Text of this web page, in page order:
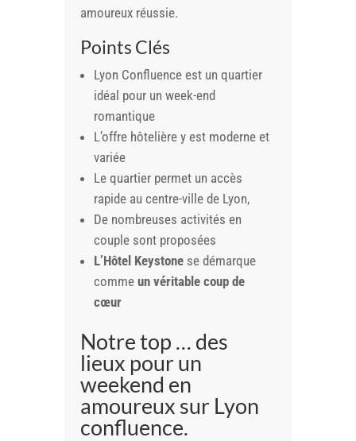
amoureux réussie.
Points Clés
Lyon Confluence est un quartier
idéal pour un week-end
romantique
L’offre hôtelière y est moderne et
variée
Le quartier permet un accès
rapide au centre-ville de Lyon,
De nombreuses activités en
couple sont proposées
L’Hôtel Keystone se démarque
commeun véritable coup de
cœur
Notre top … des
lieux pour un
weekend en
amoureux sur Lyon
confluence.